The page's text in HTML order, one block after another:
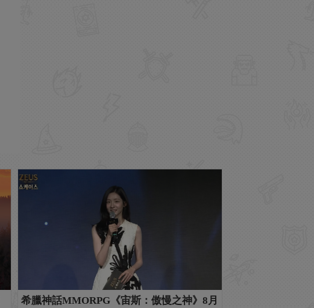
希臘神話MMORPG《宙斯：傲慢之神》8月